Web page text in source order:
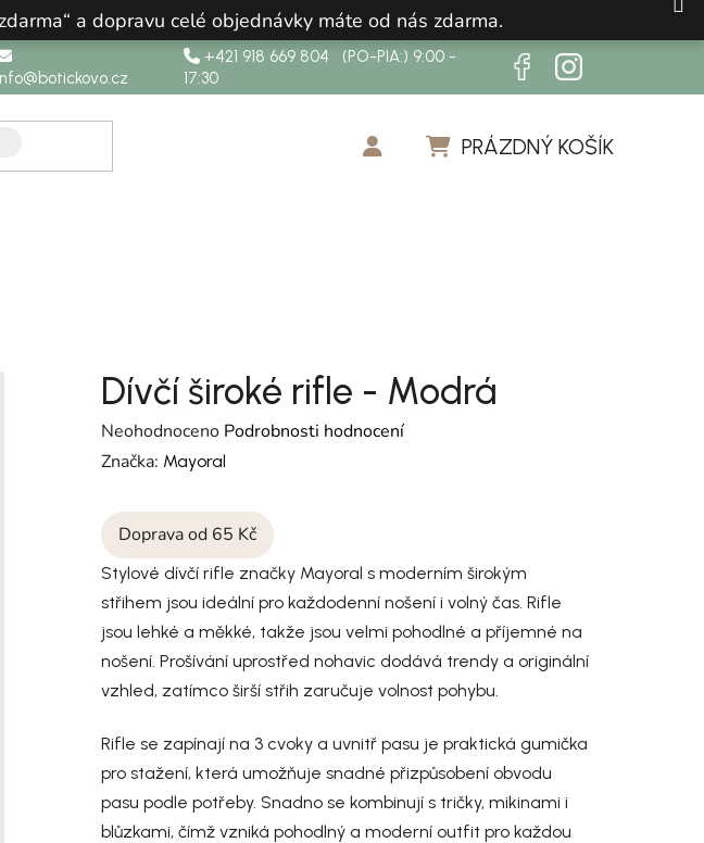
a dopravu celé objednávky máte od nás zdarma.
+421 918 669 804 (PO-PIA:) 9:00 -
17:30
PRÁZDNÝ KOŠÍK
Dívčí široké rifle - Modrá
Průměrné hodnocení produktu je 0,0 z 5 hvězdiček.
Neohodnoceno Podrobnosti hodnocení
Značka: Mayoral
Doprava od 65 Kč
Stylové dívčí rifle značky Mayoral s moderním širokým
střihem jsou ideální pro každodenní nošení i volný čas. Rifle
jsou lehké a měkké, takže jsou velmi pohodlné a příjemné na
nošení. Prošívání uprostřed nohavic dodává trendy a originální
vzhled, zatímco širší střih zaručuje volnost pohybu.
Rifle se zapínají na 3 cvoky a uvnitř pasu je praktická gumička
pro stažení, která umožňuje snadné přizpůsobení obvodu
pasu podle potřeby. Snadno se kombinují s tričky, mikinami i
blůzkami, čímž vzniká pohodlný a moderní outfit pro každou